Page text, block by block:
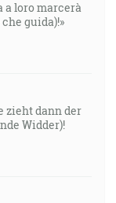
a loro marcerà
guida)!»
zieht dann der
Widder)!